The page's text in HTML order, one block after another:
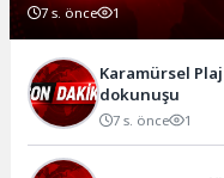
7 s. önce 1
Karamürsel
dokunuşu
7 s. önce 1